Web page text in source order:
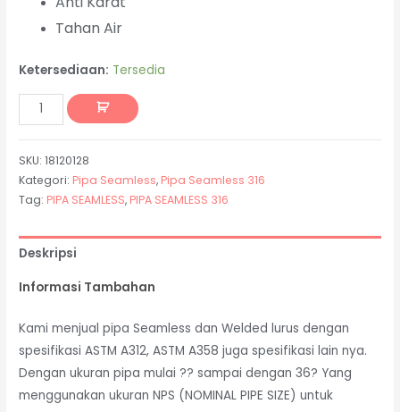
Tahan Air
Ketersediaan: Tersedia
SKU:18120128
Kategori: Pipa Seamless, Pipa Seamless 316
Tag: PIPA SEAMLESS, PIPA SEAMLESS 316
Deskripsi
Informasi Tambahan
Kami menjual pipa Seamless dan Welded lurus dengan
spesifikasi ASTM A312, ASTM A358 juga spesifikasi lain nya.
Dengan ukuran pipa mulai ?? sampai dengan 36? Yang
menggunakan ukuran NPS (NOMINAL PIPE SIZE) untuk